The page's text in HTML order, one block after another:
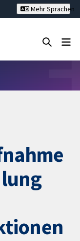
Mehr Sprachen